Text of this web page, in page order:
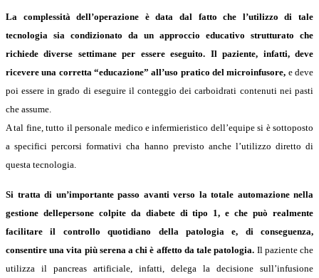
La complessità dell’operazione è data dal fatto che l’utilizzo di tale
tecnologia sia condizionato da un approccio educativo strutturato che
richiede diverse settimane per essere eseguito. Il paziente, infatti, deve
ricevere una corretta “educazione” all’uso pratico del microinfusore, e deve
poi essere in grado di eseguire il conteggio dei carboidrati contenuti nei pasti
che assume.
A tal fine, tutto il personale medico e infermieristico dell’equipe si è sottoposto
a specifici percorsi formativi cha hanno previsto anche l’utilizzo diretto di
questa tecnologia.
Si tratta di un’importante passo avanti verso la totale automazione nella
gestione dellepersone colpite da diabete di tipo 1, e che può realmente
facilitare il controllo quotidiano della patologia e, di conseguenza,
consentire una vita più serena a chi è affetto da tale patologia. Il paziente che
utilizza il pancreas artificiale, infatti, delega la decisione sull’infusione